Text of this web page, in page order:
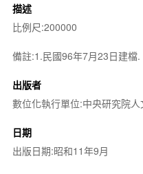
描述
比例尺:200000
備註:1.民國96年7月23日建檔.
出版者
數位化執行單位:中央研究院
日期
出版日期:昭和11年9月